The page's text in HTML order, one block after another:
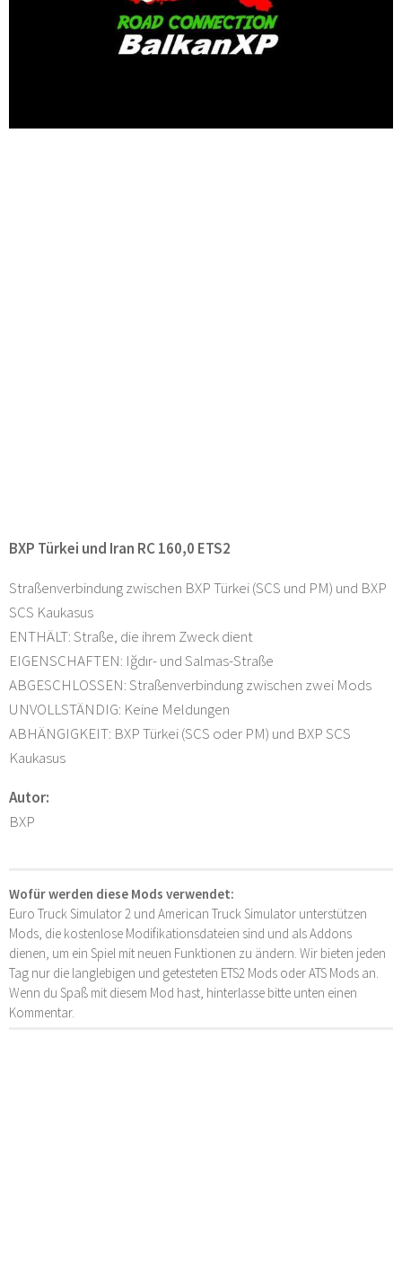
BXP Türkei und Iran RC 160,0 ETS2
Straßenverbindung zwischen BXP Türkei (SCS und PM) und BXP
SCS Kaukasus
ENTHÄLT: Straße, die ihrem Zweck dient
EIGENSCHAFTEN: Iğdır- und Salmas-Straße
ABGESCHLOSSEN: Straßenverbindung zwischen zwei Mods
UNVOLLSTÄNDIG: Keine Meldungen
ABHÄNGIGKEIT: BXP Türkei (SCS oder PM) und BXP SCS
Kaukasus
Autor:
BXP
Wofür werden diese Mods verwendet:
Euro Truck Simulator 2 und American Truck Simulator unterstützen
Mods, die kostenlose Modifikationsdateien sind und als Addons
dienen, um ein Spiel mit neuen Funktionen zu ändern. Wir bieten jeden
Tag nur die langlebigen und getesteten ETS2 Mods oder ATS Mods an.
Wenn du Spaß mit diesem Mod hast, hinterlasse bitte unten einen
Kommentar.